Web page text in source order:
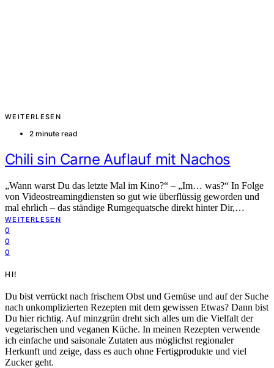
WEITERLESEN
2 minute read
Chili sin Carne Auflauf mit Nachos
„Wann warst Du das letzte Mal im Kino?“ – „Im… was?“ In Folge
von Videostreamingdiensten so gut wie überflüssig geworden und
mal ehrlich – das ständige Rumgequatsche direkt hinter Dir,…
WEITERLESEN
0
0
0
HI!
Du bist verrückt nach frischem Obst und Gemüse und auf der Suche
nach unkomplizierten Rezepten mit dem gewissen Etwas? Dann bist
Du hier richtig. Auf minzgrün dreht sich alles um die Vielfalt der
vegetarischen und veganen Küche. In meinen Rezepten verwende
ich einfache und saisonale Zutaten aus möglichst regionaler
Herkunft und zeige, dass es auch ohne Fertigprodukte und viel
Zucker geht.